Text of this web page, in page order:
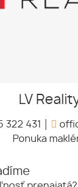
LV
322 431
Ponuka